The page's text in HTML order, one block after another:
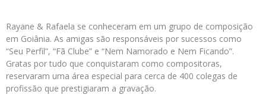
Rayane & Rafaela se conheceram em um grupo de composição
em Goiânia. As amigas são responsáveis por sucessos como
“Seu Perfil”, “Fã Clube” e “Nem Namorado e Nem Ficando”.
Gratas por tudo que conquistaram como compositoras,
reservaram uma área especial para cerca de 400 colegas de
profissão que prestigiaram a gravação.